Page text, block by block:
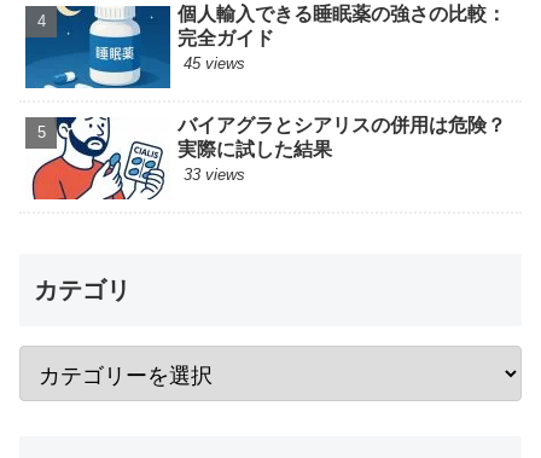
個人輸入できる睡眠薬の強さの比較：
完全ガイド
45 views
バイアグラとシアリスの併用は危険？
実際に試した結果
33 views
カテゴリ